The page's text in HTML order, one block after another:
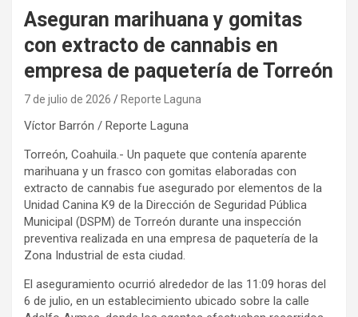
Aseguran marihuana y gomitas
con extracto de cannabis en
empresa de paquetería de Torreón
7 de julio de 2026 Reporte Laguna
Víctor Barrón / Reporte Laguna
Torreón, Coahuila.- Un paquete que contenía aparente
marihuana y un frasco con gomitas elaboradas con
extracto de cannabis fue asegurado por elementos de la
Unidad Canina K9 de la Dirección de Seguridad Pública
Municipal (DSPM) de Torreón durante una inspección
preventiva realizada en una empresa de paquetería de la
Zona Industrial de esta ciudad.
El aseguramiento ocurrió alrededor de las 11:09 horas del
6 de julio, en un establecimiento ubicado sobre la calle